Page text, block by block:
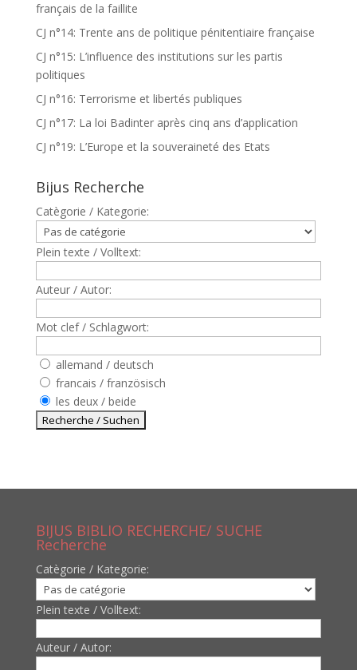
français de la faillite
CJ n°14: Trente ans de politique pénitentiaire française
CJ n°15: L’influence des institutions sur les partis
politiques
CJ n°16: Terrorisme et libertés publiques
CJ n°17: La loi Badinter après cinq ans d’application
CJ n°19: L’Europe et la souveraineté des Etats
Bijus Recherche
Catègorie / Kategorie:
Plein texte / Volltext:
Auteur / Autor:
Mot clef / Schlagwort:
allemand / deutsch
francais / französisch
les deux / beide
BIJUS BIBLIO RECHERCHE/ SUCHE
Recherche
Catègorie / Kategorie:
Plein texte / Volltext:
Auteur / Autor: